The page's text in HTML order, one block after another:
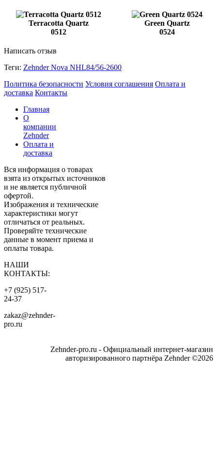
Terracotta Quartz
0512
Green Quartz
0524
Написать отзыв
Теги: Zehnder Nova NHL84/56-2600
Политика безопасности Условия соглашения Оплата и
доставка Контакты
Главная
О
компании
Zehnder
Оплата и
доставка
Вся информация о товарах
взята из открытых источников
и не является публичной
офертой.
Изображения и технические
характеристики могут
отличаться от реальных.
Проверяйте технические
данные в момент приема и
оплаты товара.
НАШИ
КОНТАКТЫ:
+7 (925) 517-
24-37
zakaz@zehnder-
pro.ru
Zehnder-pro.ru - Официальный интернет-магазин
авторизированного партнёра Zehnder ©2026